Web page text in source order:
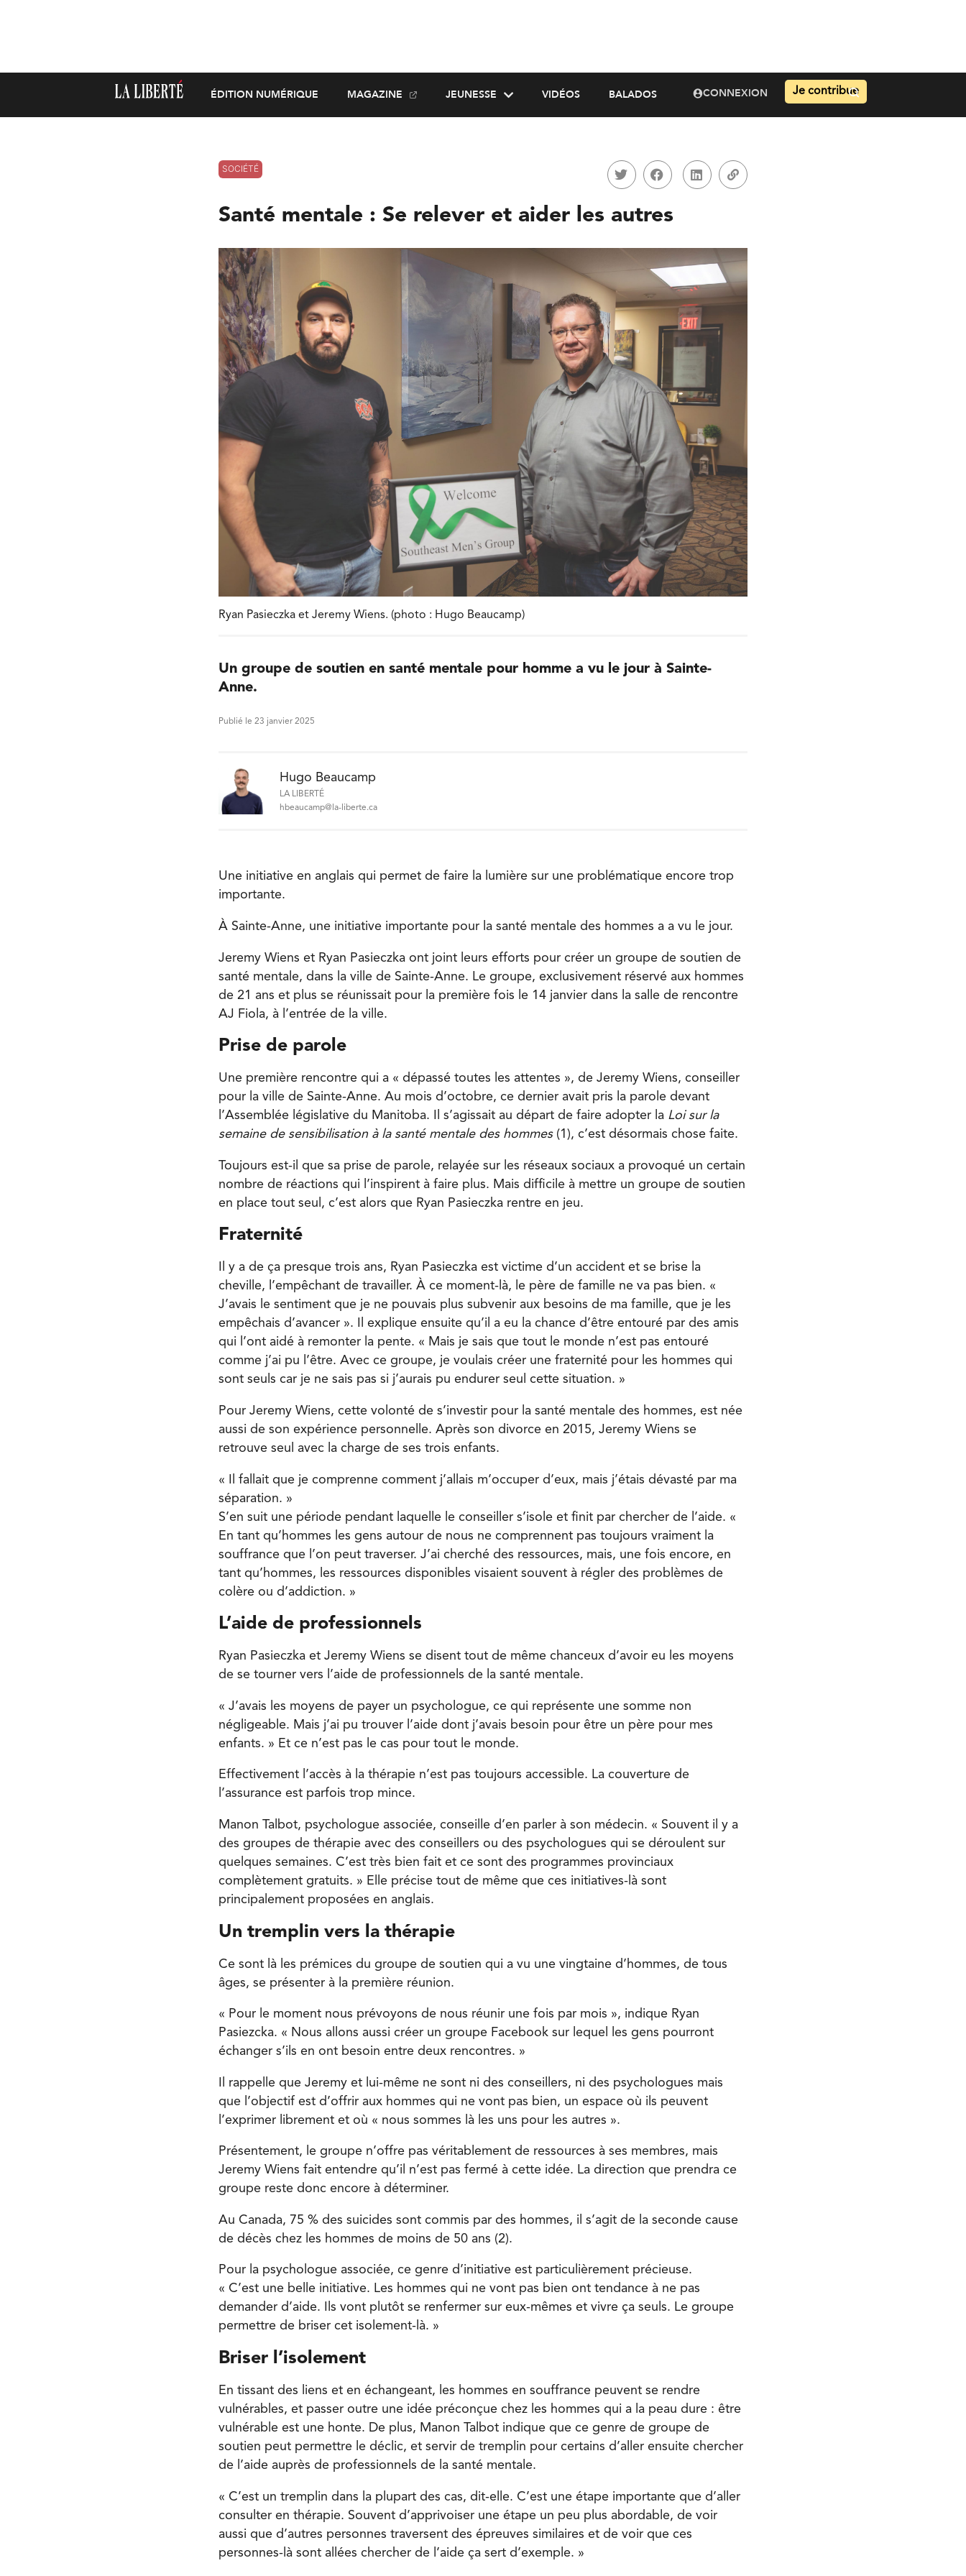
ÉDITION NUMÉRIQUE MAGAZINE JEUNESSE VIDÉOS BALADOS CONNEXION Je contribue
SOCIÉTÉ
Santé mentale : Se relever et aider les autres
Ryan Pasieczka et Jeremy Wiens. (photo : Hugo Beaucamp)
Un groupe de soutien en santé mentale pour homme a vu le jour à Sainte-
Anne.
Publié le 23 janvier 2025
Hugo Beaucamp
LA LIBERTÉ
hbeaucamp@la-liberte.ca
Une initiative en anglais qui permet de faire la lumière sur une problématique encore trop
importante.
À Sainte-Anne, une initiative importante pour la santé mentale des hommes a a vu le jour.
Jeremy Wiens et Ryan Pasieczka ont joint leurs efforts pour créer un groupe de soutien de
santé mentale, dans la ville de Sainte-Anne. Le groupe, exclusivement réservé aux hommes
de 21 ans et plus se réunissait pour la première fois le 14 janvier dans la salle de rencontre
AJ Fiola, à l’entrée de la ville.
Prise de parole
Une première rencontre qui a « dépassé toutes les attentes », de Jeremy Wiens, conseiller
pour la ville de Sainte-Anne. Au mois d’octobre, ce dernier avait pris la parole devant
l’Assemblée législative du Manitoba. Il s’agissait au départ de faire adopter la Loi sur la
semaine de sensibilisation à la santé mentale des hommes(1), c’est désormais chose faite.
Toujours est-il que sa prise de parole, relayée sur les réseaux sociaux a provoqué un certain
nombre de réactions qui l’inspirent à faire plus. Mais difficile à mettre un groupe de soutien
en place tout seul, c’est alors que Ryan Pasieczka rentre en jeu.
Fraternité
Il y a de ça presque trois ans, Ryan Pasieczka est victime d’un accident et se brise la
cheville, l’empêchant de travailler. À ce moment-là, le père de famille ne va pas bien. «
J’avais le sentiment que je ne pouvais plus subvenir aux besoins de ma famille, que je les
empêchais d’avancer ». Il explique ensuite qu’il a eu la chance d’être entouré par des amis
qui l’ont aidé à remonter la pente. « Mais je sais que tout le monde n’est pas entouré
comme j’ai pu l’être. Avec ce groupe, je voulais créer une fraternité pour les hommes qui
sont seuls car je ne sais pas si j’aurais pu endurer seul cette situation. »
Pour Jeremy Wiens, cette volonté de s’investir pour la santé mentale des hommes, est née
aussi de son expérience personnelle. Après son divorce en 2015, Jeremy Wiens se
retrouve seul avec la charge de ses trois enfants.
« Il fallait que je comprenne comment j’allais m’occuper d’eux, mais j’étais dévasté par ma
séparation. »
S’en suit une période pendant laquelle le conseiller s’isole et finit par chercher de l’aide. «
En tant qu’hommes les gens autour de nous ne comprennent pas toujours vraiment la
souffrance que l’on peut traverser. J’ai cherché des ressources, mais, une fois encore, en
tant qu’hommes, les ressources disponibles visaient souvent à régler des problèmes de
colère ou d’addiction. »
L’aide de professionnels
Ryan Pasieczka et Jeremy Wiens se disent tout de même chanceux d’avoir eu les moyens
de se tourner vers l’aide de professionnels de la santé mentale.
« J’avais les moyens de payer un psychologue, ce qui représente une somme non
négligeable. Mais j’ai pu trouver l’aide dont j’avais besoin pour être un père pour mes
enfants. » Et ce n’est pas le cas pour tout le monde.
Effectivement l’accès à la thérapie n’est pas toujours accessible. La couverture de
l’assurance est parfois trop mince.
Manon Talbot, psychologue associée, conseille d’en parler à son médecin. « Souvent il y a
des groupes de thérapie avec des conseillers ou des psychologues qui se déroulent sur
quelques semaines. C’est très bien fait et ce sont des programmes provinciaux
complètement gratuits. » Elle précise tout de même que ces initiatives-là sont
principalement proposées en anglais.
Un tremplin vers la thérapie
Ce sont là les prémices du groupe de soutien qui a vu une vingtaine d’hommes, de tous
âges, se présenter à la première réunion.
« Pour le moment nous prévoyons de nous réunir une fois par mois », indique Ryan
Pasiezcka. « Nous allons aussi créer un groupe Facebook sur lequel les gens pourront
échanger s’ils en ont besoin entre deux rencontres. »
Il rappelle que Jeremy et lui-même ne sont ni des conseillers, ni des psychologues mais
que l’objectif est d’offrir aux hommes qui ne vont pas bien, un espace où ils peuvent
l’exprimer librement et où « nous sommes là les uns pour les autres ».
Présentement, le groupe n’offre pas véritablement de ressources à ses membres, mais
Jeremy Wiens fait entendre qu’il n’est pas fermé à cette idée. La direction que prendra ce
groupe reste donc encore à déterminer.
Au Canada, 75 % des suicides sont commis par des hommes, il s’agit de la seconde cause
de décès chez les hommes de moins de 50 ans (2).
Pour la psychologue associée, ce genre d’initiative est particulièrement précieuse.
« C’est une belle initiative. Les hommes qui ne vont pas bien ont tendance à ne pas
demander d’aide. Ils vont plutôt se renfermer sur eux-mêmes et vivre ça seuls. Le groupe
permettre de briser cet isolement-là. »
Briser l’isolement
En tissant des liens et en échangeant, les hommes en souffrance peuvent se rendre
vulnérables, et passer outre une idée préconçue chez les hommes qui a la peau dure : être
vulnérable est une honte. De plus, Manon Talbot indique que ce genre de groupe de
soutien peut permettre le déclic, et servir de tremplin pour certains d’aller ensuite chercher
de l’aide auprès de professionnels de la santé mentale.
« C’est un tremplin dans la plupart des cas, dit-elle. C’est une étape importante que d’aller
consulter en thérapie. Souvent d’apprivoiser une étape un peu plus abordable, de voir
aussi que d’autres personnes traversent des épreuves similaires et de voir que ces
personnes-là sont allées chercher de l’aide ça sert d’exemple. »